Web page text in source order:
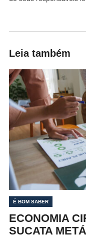
Leia também
É BOM SABER
ECONOMIA
SUCATA